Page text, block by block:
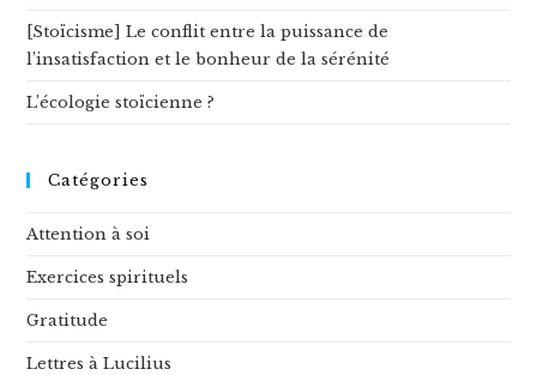
[Stoïcisme] Le conflit entre la puissance de
l’insatisfaction et le bonheur de la sérénité
L’écologie stoïcienne ?
Catégories
Attention à soi
Exercices spirituels
Gratitude
Lettres à Lucilius